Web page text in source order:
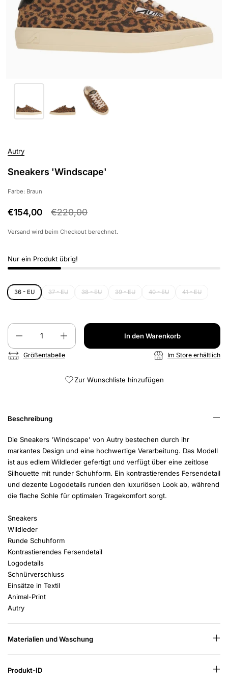
Autry
Sneakers 'Windscape'
Farbe: Braun
€154,00 €220,00
Versand wird beim Checkout berechnet.
Nur ein Produkt übrig!
36 - EU 37 - EU 38 - EU 39 - EU 40 - EU 41 - EU
Anzahl
In den Warenkorb
Größentabelle Im Store erhältlich
Zur Wunschliste hinzufügen
Beschreibung
Die Sneakers 'Windscape' von Autry bestechen durch ihr
markantes Design und eine hochwertige Verarbeitung. Das Modell
ist aus edlem Wildleder gefertigt und verfügt über eine zeitlose
Silhouette mit runder Schuhform. Ein kontrastierendes Fersendetail
und dezente Logodetails runden den luxuriösen Look ab, während
die flache Sohle für optimalen Tragekomfort sorgt.
Sneakers
Wildleder
Runde Schuhform
Kontrastierendes Fersendetail
Logodetails
Schnürverschluss
Einsätze in Textil
Animal-Print
Autry
Materialien und Waschung
Produkt-ID